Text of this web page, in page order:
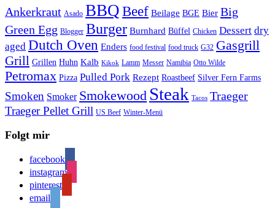
Ankerkraut Asado BBQBeef Beilage BGE Bier Big
Green Egg Blogger Burger Burnhard Büffel Chicken Dessert dry
aged Dutch Oven Enders food festival food truck G32 Gasgrill
Grill Grillen Huhn Kalb Kikok Lamm Messer Namibia Otto Wilde
Petromax Pizza Pulled Pork Rezept Roastbeef Silver Fern Farms
Smoken Smoker Smokewood Steak Tacos Traeger
Traeger Pellet Grill US Beef Winter-Menü
Folgt mir
facebook
instagram
pinterest
email